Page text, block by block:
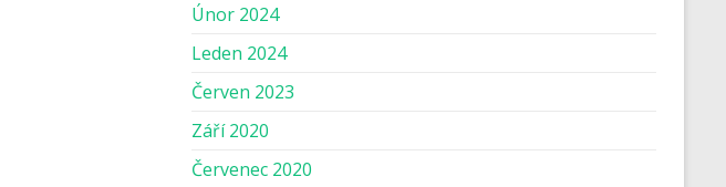
Únor 2024
Leden 2024
Červen 2023
Září 2020
Červenec 2020